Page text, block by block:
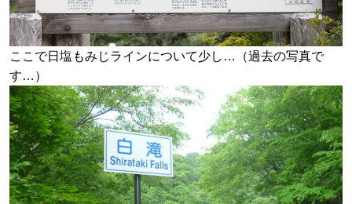
ここで日塩もみじラインについて少し…（過去の写真で
す…）